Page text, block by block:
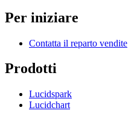
Per iniziare
Contatta il reparto vendite
Prodotti
Lucidspark
Lucidchart